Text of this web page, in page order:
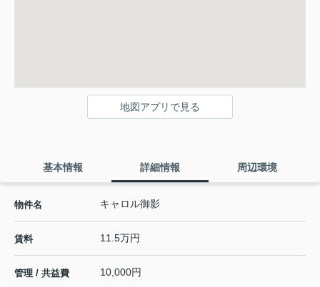
地図アプリで見る
基本情報 詳細情報 周辺環境
物件名 キャロル御影
賃料 11.5万円
管理 / 共益費 10,000円